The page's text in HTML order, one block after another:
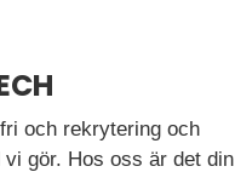
och rekrytering och
gör. Hos oss är det din